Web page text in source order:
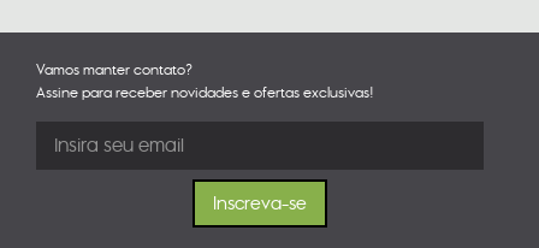
Vamos manter contato?
Assine para receber novidades e ofertas exclusivas!